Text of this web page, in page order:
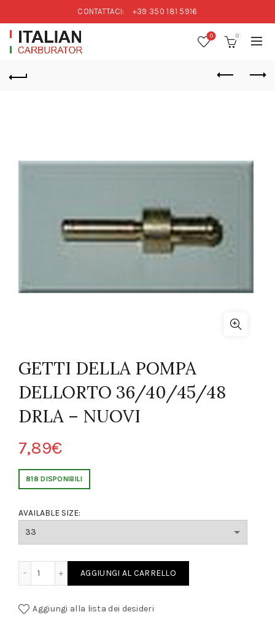
CONTATTACI: +39 350 181 5916
0 0
GETTI DELLA POMPA
DELLORTO 36/40/45/48
DRLA – NUOVI
7,89€
818 DISPONIBILI
AVAILABLE SIZE:
AGGIUNGI AL CARRELLO
Aggiungi alla lista dei desideri